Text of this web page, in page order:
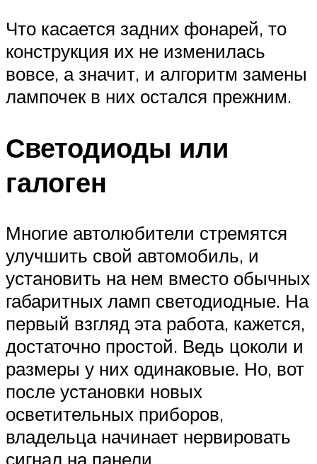
Что касается задних фонарей, то
конструкция их не изменилась
вовсе, а значит, и алгоритм замены
лампочек в них остался прежним.
Светодиоды или
галоген
Многие автолюбители стремятся
улучшить свой автомобиль, и
установить на нем вместо обычных
габаритных ламп светодиодные. На
первый взгляд эта работа, кажется,
достаточно простой. Ведь цоколи и
размеры у них одинаковые. Но, вот
после установки новых
осветительных приборов,
владельца начинает нервировать
сигнал на панели,